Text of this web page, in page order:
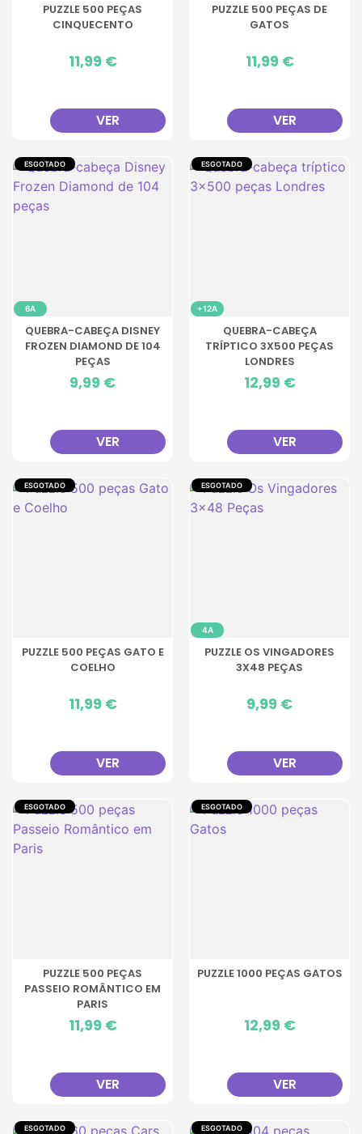
PUZZLE 500 PEÇAS
CINQUECENTO
Preço
11,99 €
VER
PUZZLE 500 PEÇAS DE
GATOS
Preço
11,99 €
VER
ESGOTADO
6A
QUEBRA-CABEÇA DISNEY
FROZEN DIAMOND DE 104
PEÇAS
Preço
9,99 €
VER
ESGOTADO
+12A
QUEBRA-CABEÇA
TRÍPTICO 3X500 PEÇAS
LONDRES
Preço
12,99 €
VER
ESGOTADO
PUZZLE 500 PEÇAS GATO E
COELHO
Preço
11,99 €
VER
ESGOTADO
4A
PUZZLE OS VINGADORES
3X48 PEÇAS
Preço
9,99 €
VER
ESGOTADO
PUZZLE 500 PEÇAS
PASSEIO ROMÂNTICO EM
PARIS
Preço
11,99 €
VER
ESGOTADO
PUZZLE 1000 PEÇAS GATOS
Preço
12,99 €
VER
ESGOTADO ESGOTADO